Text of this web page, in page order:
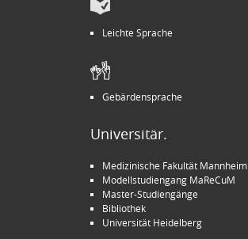
Leichte Sprache
Gebärdensprache
Universitär.
Medizinische Fakultät Mannheim
Modellstudiengang MaReCuM
Master-Studiengänge
Bibliothek
Universität Heidelberg